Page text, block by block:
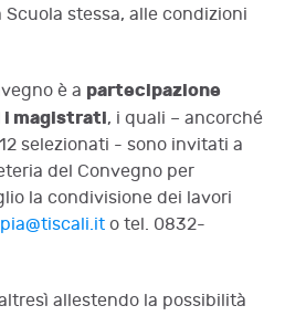
stessa, alle condizioni
è a partecipazione
magistrati, i quali – ancorché
selezionati - sono invitati a
del Convegno per
la condivisione dei lavori
o tel. 0832-
allestendo la possibilità